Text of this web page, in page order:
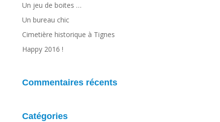
Un jeu de boites …
Un bureau chic
Cimetière historique à Tignes
Happy 2016 !
Commentaires récents
Catégories